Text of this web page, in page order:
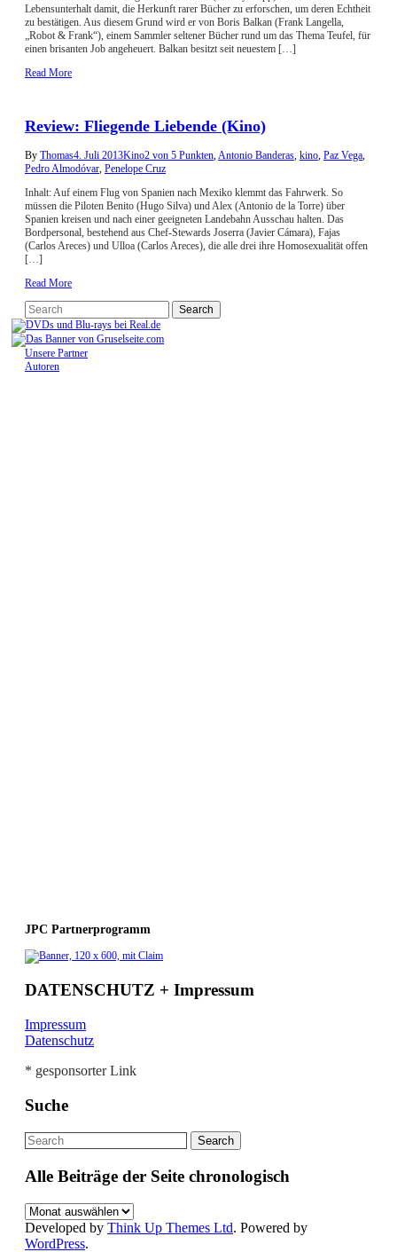
Lebensunterhalt damit, die Herkunft rarer Bücher zu erforschen, um deren Echtheit
zu bestätigen. Aus diesem Grund wird er von Boris Balkan (Frank Langella,
„Robot & Frank“), einem Sammler seltener Bücher rund um das Thema Teufel, für
einen brisanten Job angeheuert. Balkan besitzt seit neuestem […]
Read More
Review: Fliegende Liebende (Kino)
By Thomas4. Juli 2013Kino2 von 5 Punkten,Antonio Banderas, kino, Paz Vega,
Pedro Almodóvar, Penelope Cruz
Inhalt: Auf einem Flug von Spanien nach Mexiko klemmt das Fahrwerk. So
müssen die Piloten Benito (Hugo Silva) und Alex (Antonio de la Torre) über
Spanien kreisen und nach einer geeigneten Landebahn Ausschau halten. Das
Bordpersonal, bestehend aus Chef-Stewards Joserra (Javier Cámara), Fajas
(Carlos Areces) und Ulloa (Carlos Areces), die alle drei ihre Homosexualität offen
[…]
Read More
Unsere Partner
Autoren
JPC Partnerprogramm
DATENSCHUTZ + Impressum
Impressum
Datenschutz
* gesponsorter Link
Suche
Alle Beiträge der Seite chronologisch
Alle
Beiträge
der
Developed by Think Up Themes Ltd. Powered by
WordPress.